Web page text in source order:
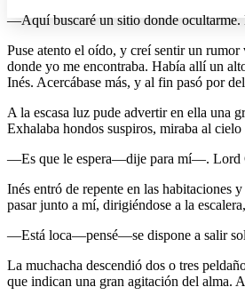
Margins
Increase text margins Decrease
Reset to Defaults
—Aquí buscaré un sitio donde ocultarme.
Puse atento el oído, y creí sentir un
donde yo me encontraba. Había allí un
Inés. Acercábase más, y al fin pasó por
A la escasa luz pude advertir en ella una
Exhalaba hondos suspiros, miraba al
—Es que le espera—dije para mí—. Lord
Inés entró de repente en las habitaciones
pasar junto a mí, dirigiéndose a la
—Está loca—pensé—se dispone a salir
La muchacha descendió dos o tres
que indican una gran agitación del alma.